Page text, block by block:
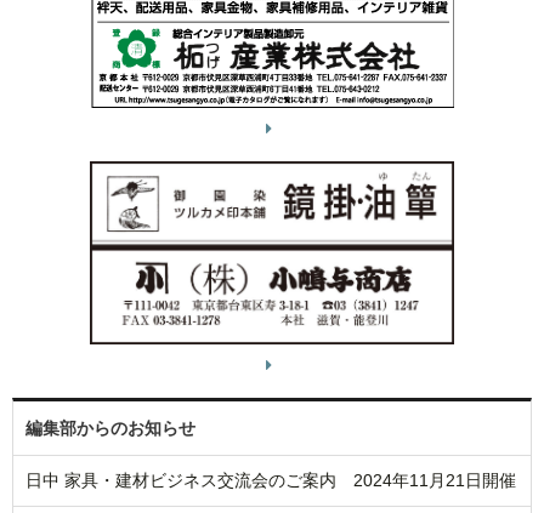
編集部からのお知らせ
日中 家具・建材ビジネス交流会のご案内 2024年11月21日開催